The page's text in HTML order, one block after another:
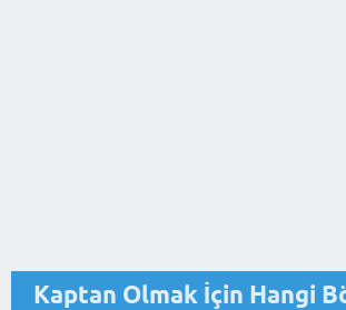
Kaptan Olmak İçin Hangi